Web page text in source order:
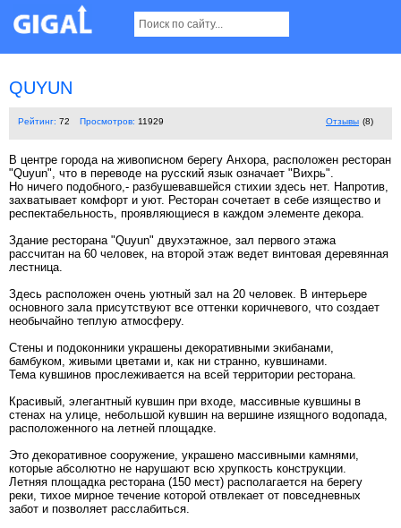
QUYUN
Рейтинг: 72 Просмотров: 11929 Отзывы (8)
В центре города на живописном берегу Анхора, расположен ресторан
"Quyun", что в переводе на русский язык означает "Вихрь".
Но ничего подобного,- разбушевавшейся стихии здесь нет. Напротив,
захватывает комфорт и уют. Ресторан сочетает в себе изящество и
респектабельность, проявляющиеся в каждом элементе декора.
Здание ресторана "Quyun" двухэтажное, зал первого этажа
рассчитан на 60 человек, на второй этаж ведет винтовая деревянная
лестница.
Здесь расположен очень уютный зал на 20 человек. В интерьере
основного зала присутствуют все оттенки коричневого, что создает
необычайно теплую атмосферу.
Стены и подоконники украшены декоративными экибанами,
бамбуком, живыми цветами и, как ни странно, кувшинами.
Тема кувшинов прослеживается на всей территории ресторана.
Красивый, элегантный кувшин при входе, массивные кувшины в
стенах на улице, небольшой кувшин на вершине изящного водопада,
расположенного на летней площадке.
Это декоративное сооружение, украшено массивными камнями,
которые абсолютно не нарушают всю хрупкость конструкции.
Летняя площадка ресторана (150 мест) располагается на берегу
реки, тихое мирное течение которой отвлекает от повседневных
забот и позволяет расслабиться.